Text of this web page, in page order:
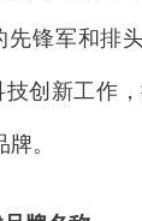
先锋军和排
技创新工作
。